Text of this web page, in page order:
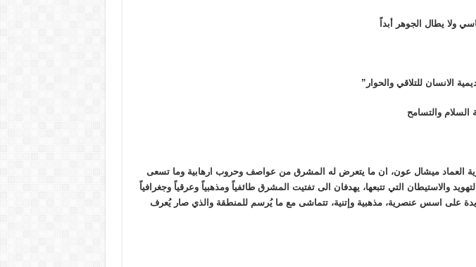
ولا يطال الجوهر أبداً
الانسان للتلاقي والحوار”
والتسامح
العماد ميشال عون، ان ما يتعرض له المشرق من عواصف وحروب ارهابية وما تسعى
والاستيطان التي تتبعها، يهدفان الى تفتيت المشرق طائفياً ومذهبياً وعرقياً وجغرافياً
على اسس عنصرية، مذهبية وإتنية، تتماشى مع ما يُرسم للمنطقة والذي صار يُعرف